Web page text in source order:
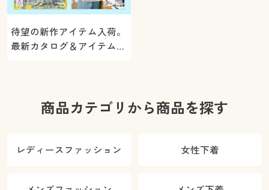
待望の新作アイテム入荷。
最新カタログ＆アイテムを
商品カテゴリから商品を探す
レディースファッション 女性下着